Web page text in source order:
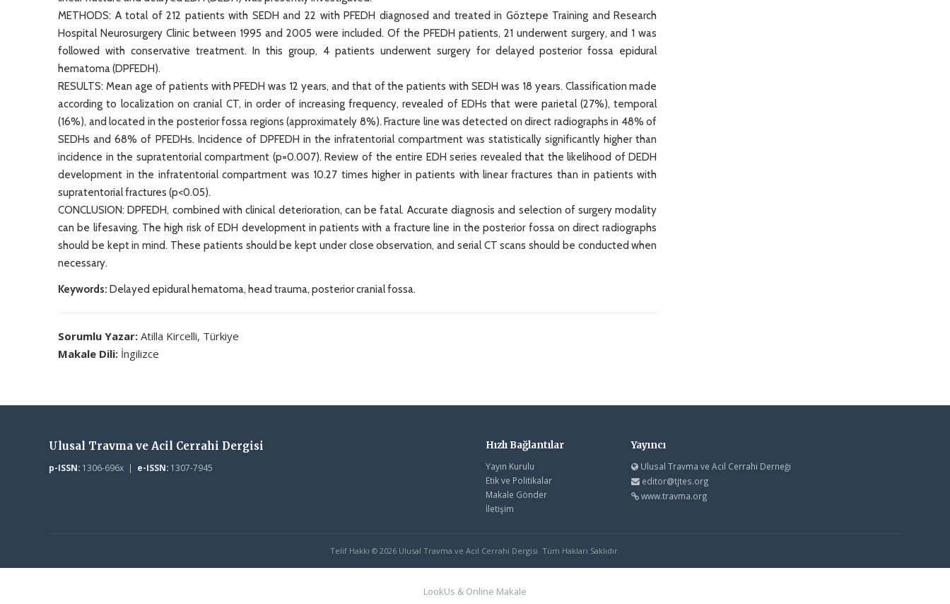
METHODS: A total of 212 patients with SEDH and 22 with PFEDH diagnosed and treated in Göztepe Training and Research
Hospital Neurosurgery Clinic between 1995 and 2005 were included. Of the PFEDH patients, 21 underwent surgery, and 1 was
followed with conservative treatment. In this group, 4 patients underwent surgery for delayed posterior fossa epidural
hematoma (DPFEDH).
RESULTS: Mean age of patients with PFEDH was 12 years, and that of the patients with SEDH was 18 years. Classification made
according to localization on cranial CT, in order of increasing frequency, revealed of EDHs that were parietal (27%), temporal
(16%), and located in the posterior fossa regions (approximately 8%). Fracture line was detected on direct radiographs in 48% of
SEDHs and 68% of PFEDHs. Incidence of DPFEDH in the infratentorial compartment was statistically significantly higher than
incidence in the supratentorial compartment (p=0.007). Review of the entire EDH series revealed that the likelihood of DEDH
development in the infratentorial compartment was 10.27 times higher in patients with linear fractures than in patients with
supratentorial fractures (p<0.05).
CONCLUSION: DPFEDH, combined with clinical deterioration, can be fatal. Accurate diagnosis and selection of surgery modality
can be lifesaving. The high risk of EDH development in patients with a fracture line in the posterior fossa on direct radiographs
should be kept in mind. These patients should be kept under close observation, and serial CT scans should be conducted when
necessary.
Keywords: Delayed epidural hematoma, head trauma, posterior cranial fossa.
Sorumlu Yazar:Atilla Kircelli, Türkiye
Makale Dili: İngilizce
Ulusal Travma ve Acil Cerrahi Dergisi
p-ISSN:1306-696x | e-ISSN:1307-7945
Hızlı Bağlantılar
Yayın Kurulu
Etik ve Politikalar
Makale Gönder
İletişim
Yayıncı
Ulusal Travma ve Acil Cerrahi Derneği
editor@tjtes.org
www.travma.org
Telif Hakkı © 2026 Ulusal Travma ve Acil Cerrahi Dergisi. Tüm Hakları Saklıdır.
LookUs & Online Makale